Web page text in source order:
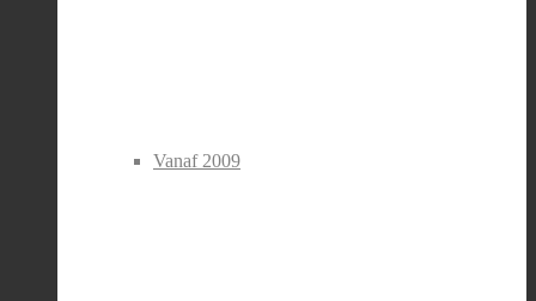
Vanaf 2009